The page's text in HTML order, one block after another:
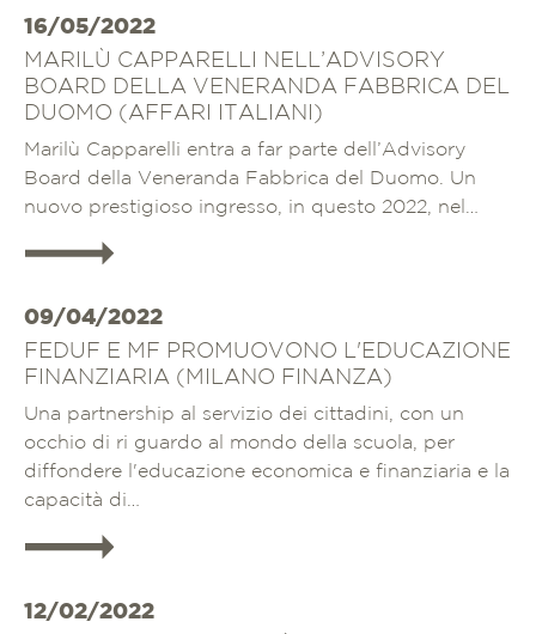
16/05/2022
MARILÙ CAPPARELLI NELL’ADVISORY
BOARD DELLA VENERANDA FABBRICA DEL
DUOMO (AFFARI ITALIANI)
Marilù Capparelli entra a far parte dell’Advisory
Board della Veneranda Fabbrica del Duomo. Un
nuovo prestigioso ingresso, in questo 2022, nel…
Approfondisci
09/04/2022
FEDUF E MF PROMUOVONO L'EDUCAZIONE
FINANZIARIA (MILANO FINANZA)
Una partnership al servizio dei cittadini, con un
occhio di ri guardo al mondo della scuola, per
diffondere l'educazione economica e finanziaria e la
capacità di…
Approfondisci
12/02/2022